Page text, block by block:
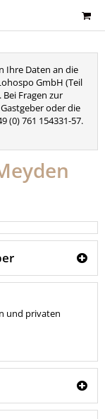
Ihre Daten an die
GmbH (Teil
Fragen zur
oder die
(0) 761 154331-57.
und privaten